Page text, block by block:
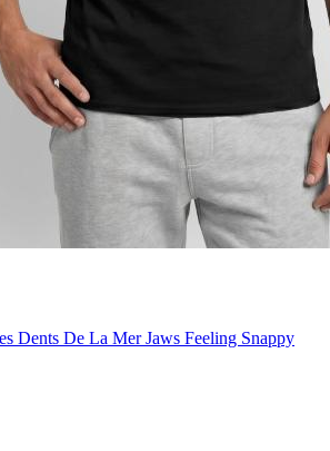
Dents De La Mer Jaws Feeling Snappy